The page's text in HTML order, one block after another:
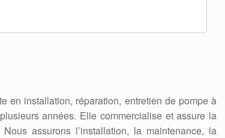
en installation, réparation, entretien de pompe à
années. Elle commercialise et assure la
assurons l’installation, la maintenance, la